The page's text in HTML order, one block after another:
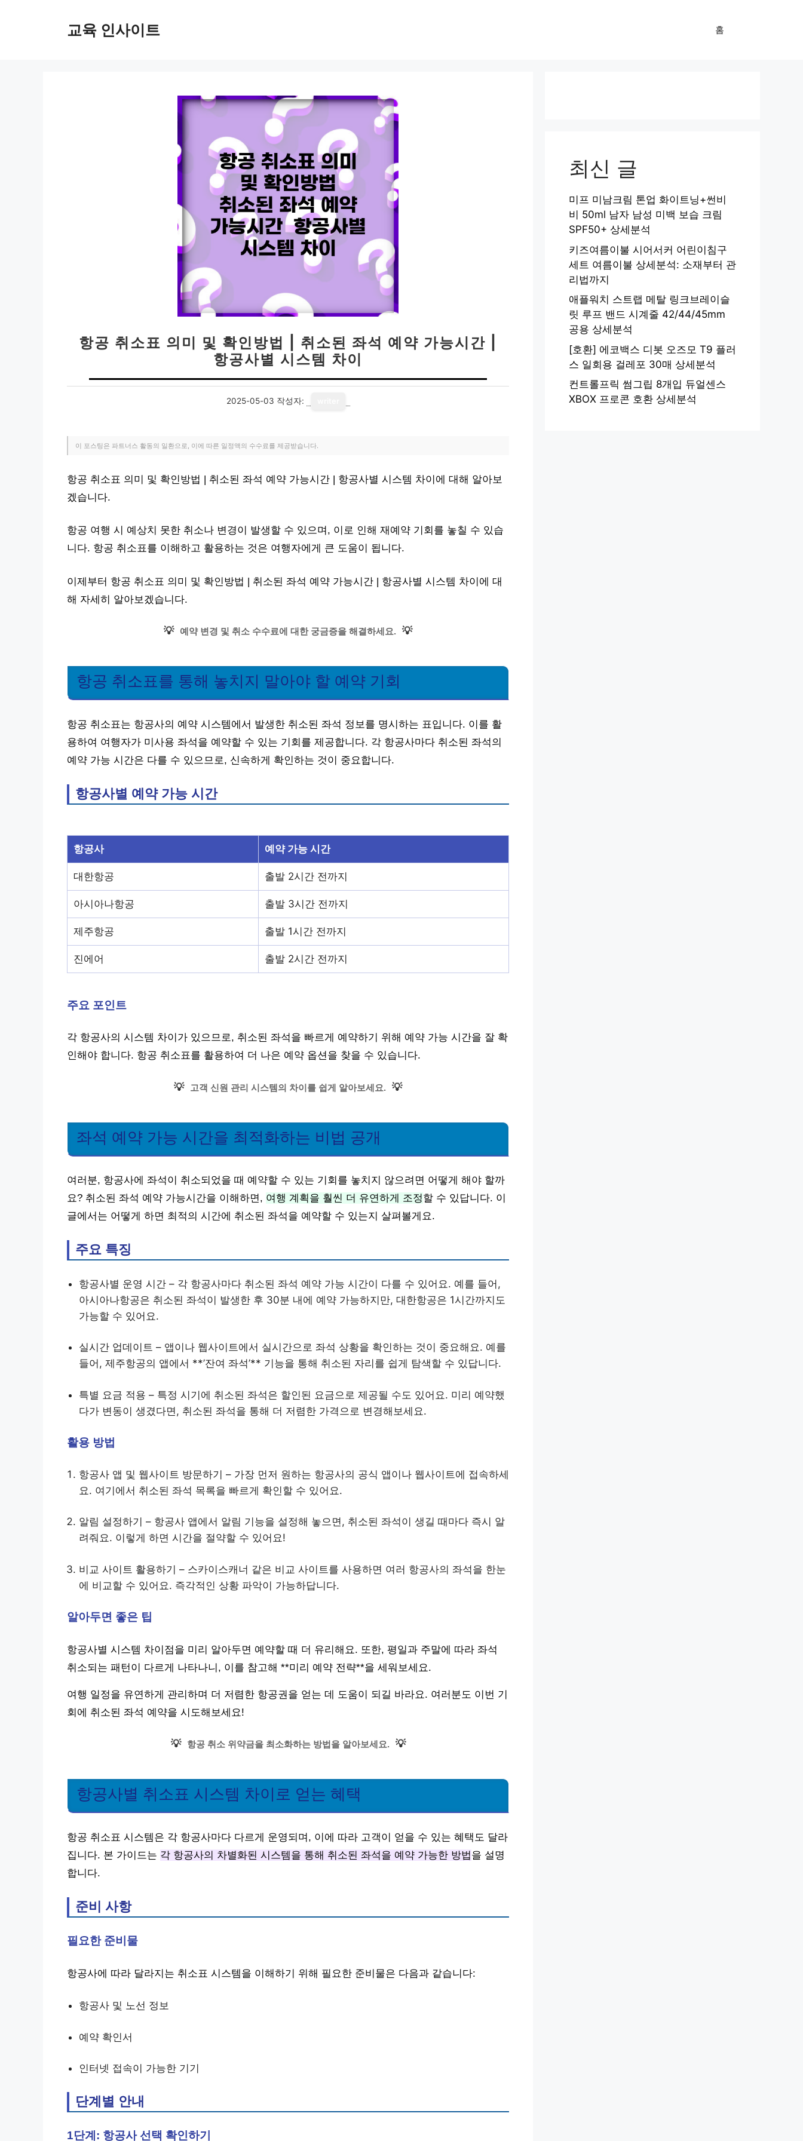
교육 인사이트 홈
항공 취소표 의미 및 확인방법 | 취소된 좌석 예약 가능시간 |
항공사별 시스템 차이
2025-05-03 작성자:
이 포스팅은 파트너스 활동의 일환으로, 이에 따른 일정액의 수수료를 제공받습니다.
항공 취소표 의미 및 확인방법 | 취소된 좌석 예약 가능시간 | 항공사별 시스템 차이에 대해 알아보
겠습니다.
항공 여행 시 예상치 못한 취소나 변경이 발생할 수 있으며, 이로 인해 재예약 기회를 놓칠 수 있습
니다. 항공 취소표를 이해하고 활용하는 것은 여행자에게 큰 도움이 됩니다.
이제부터 항공 취소표 의미 및 확인방법 | 취소된 좌석 예약 가능시간 | 항공사별 시스템 차이에 대
해 자세히 알아보겠습니다.
💡 예약 변경 및 취소 수수료에 대한 궁금증을 해결하세요. 💡
항공 취소표를 통해 놓치지 말아야 할 예약 기회
항공 취소표는 항공사의 예약 시스템에서 발생한 취소된 좌석 정보를 명시하는 표입니다. 이를 활
용하여 여행자가 미사용 좌석을 예약할 수 있는 기회를 제공합니다. 각 항공사마다 취소된 좌석의
예약 가능 시간은 다를 수 있으므로, 신속하게 확인하는 것이 중요합니다.
항공사별 예약 가능 시간
항공사 예약 가능 시간
대한항공 출발 2시간 전까지
아시아나항공 출발 3시간 전까지
제주항공 출발 1시간 전까지
진에어 출발 2시간 전까지
주요 포인트
각 항공사의 시스템 차이가 있으므로, 취소된 좌석을 빠르게 예약하기 위해 예약 가능 시간을 잘 확
인해야 합니다. 항공 취소표를 활용하여 더 나은 예약 옵션을 찾을 수 있습니다.
💡 고객 신원 관리 시스템의 차이를 쉽게 알아보세요. 💡
좌석 예약 가능 시간을 최적화하는 비법 공개
여러분, 항공사에 좌석이 취소되었을 때 예약할 수 있는 기회를 놓치지 않으려면 어떻게 해야 할까
요? 취소된 좌석 예약 가능시간을 이해하면, 여행 계획을 훨씬 더 유연하게 조정할 수 있답니다. 이
글에서는 어떻게 하면 최적의 시간에 취소된 좌석을 예약할 수 있는지 살펴볼게요.
주요 특징
항공사별 운영 시간 – 각 항공사마다 취소된 좌석 예약 가능 시간이 다를 수 있어요. 예를 들어,
아시아나항공은 취소된 좌석이 발생한 후 30분 내에 예약 가능하지만, 대한항공은 1시간까지도
가능할 수 있어요.
실시간 업데이트 – 앱이나 웹사이트에서 실시간으로 좌석 상황을 확인하는 것이 중요해요. 예를
들어, 제주항공의 앱에서 **’잔여 좌석’** 기능을 통해 취소된 자리를 쉽게 탐색할 수 있답니다.
특별 요금 적용 – 특정 시기에 취소된 좌석은 할인된 요금으로 제공될 수도 있어요. 미리 예약했
다가 변동이 생겼다면, 취소된 좌석을 통해 더 저렴한 가격으로 변경해보세요.
활용 방법
항공사 앱 및 웹사이트 방문하기 – 가장 먼저 원하는 항공사의 공식 앱이나 웹사이트에 접속하세
요. 여기에서 취소된 좌석 목록을 빠르게 확인할 수 있어요.
알림 설정하기 – 항공사 앱에서 알림 기능을 설정해 놓으면, 취소된 좌석이 생길 때마다 즉시 알
려줘요. 이렇게 하면 시간을 절약할 수 있어요!
비교 사이트 활용하기 – 스카이스캐너 같은 비교 사이트를 사용하면 여러 항공사의 좌석을 한눈
에 비교할 수 있어요. 즉각적인 상황 파악이 가능하답니다.
알아두면 좋은 팁
항공사별 시스템 차이점을 미리 알아두면 예약할 때 더 유리해요. 또한, 평일과 주말에 따라 좌석
취소되는 패턴이 다르게 나타나니, 이를 참고해 **미리 예약 전략**을 세워보세요.
여행 일정을 유연하게 관리하며 더 저렴한 항공권을 얻는 데 도움이 되길 바라요. 여러분도 이번 기
회에 취소된 좌석 예약을 시도해보세요!
💡 항공 취소 위약금을 최소화하는 방법을 알아보세요. 💡
항공사별 취소표 시스템 차이로 얻는 혜택
항공 취소표 시스템은 각 항공사마다 다르게 운영되며, 이에 따라 고객이 얻을 수 있는 혜택도 달라
집니다. 본 가이드는 각 항공사의 차별화된 시스템을 통해 취소된 좌석을 예약 가능한 방법을 설명
합니다.
준비 사항
필요한 준비물
항공사에 따라 달라지는 취소표 시스템을 이해하기 위해 필요한 준비물은 다음과 같습니다:
항공사 및 노선 정보
예약 확인서
인터넷 접속이 가능한 기기
단계별 안내
1단계: 항공사 선택 확인하기
최신 글
미프 미남크림 톤업 화이트닝+썬비
비 50ml 남자 남성 미백 보습 크림
SPF50+ 상세분석
키즈여름이불 시어서커 어린이침구
세트 여름이불 상세분석: 소재부터 관
리법까지
애플워치 스트랩 메탈 링크브레이슬
릿 루프 밴드 시계줄 42/44/45mm
공용 상세분석
[호환] 에코백스 디봇 오즈모 T9 플러
스 일회용 걸레포 30매 상세분석
컨트롤프릭 썸그립 8개입 듀얼센스
XBOX 프로콘 호환 상세분석